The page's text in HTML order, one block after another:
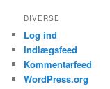
DIVERSE
Log ind
Indlægsfeed
Kommentarfeed
WordPress.org